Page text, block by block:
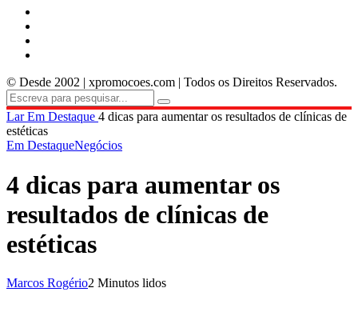
© Desde 2002 | xpromocoes.com | Todos os Direitos Reservados.
LarEm Destaque 4 dicas para aumentar os resultados de clínicas de
estéticas
Em DestaqueNegócios
4 dicas para aumentar os
resultados de clínicas de
estéticas
Marcos Rogério2 Minutos lidos